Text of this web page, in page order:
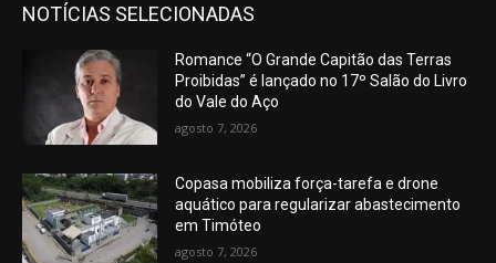
NOTÍCIAS SELECIONADAS
Romance “O Grande Capitão das Terras
Proibidas” é lançado no 17º Salão do Livro
do Vale do Aço
agosto 7, 2026
Copasa mobiliza força-tarefa e drone
aquático para regularizar abastecimento
em Timóteo
agosto 7, 2026